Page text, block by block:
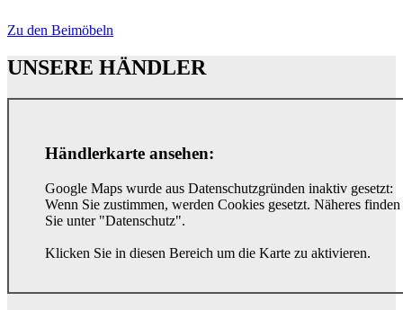
Zu den Beimöbeln
UNSERE HÄNDLER
Händlerkarte ansehen:
Google Maps wurde aus Datenschutzgründen inaktiv gesetzt:
Wenn Sie zustimmen, werden Cookies gesetzt. Näheres finden
Sie unter "Datenschutz".
Klicken Sie in diesen Bereich um die Karte zu aktivieren.